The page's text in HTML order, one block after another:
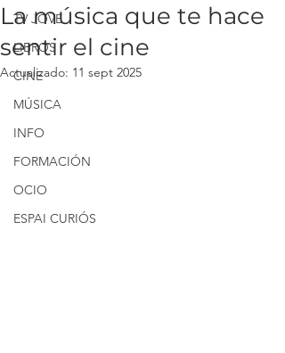
TV JOVE
LIBROS
CINE
MÚSICA
INFO
FORMACIÓN
OCIO
ESPAI CURIÓS
La música que te hace
sentir el cine
Actualizado: 11 sept 2025